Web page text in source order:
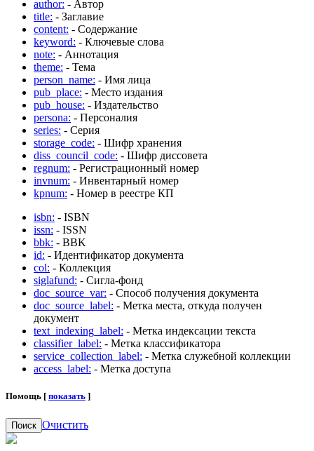
author: - Автор
title: - Заглавие
content: - Содержание
keyword: - Ключевые слова
note: - Аннотация
theme: - Тема
person_name: - Имя лица
pub_place: - Место издания
pub_house: - Издательство
persona: - Персоналия
series: - Серия
storage_code: - Шифр хранения
diss_council_code: - Шифр диссовета
regnum: - Регистрационный номер
invnum: - Инвентарный номер
kpnum: - Номер в реестре КП
isbn: - ISBN
issn: - ISSN
bbk: - BBK
id: - Идентификатор документа
col: - Коллекция
siglafund: - Сигла-фонд
doc_source_var: - Способ получения документа
doc_source_label: - Метка места, откуда получен
документ
text_indexing_label: - Метка индексации текста
classifier_label: - Метка классификатора
service_collection_label: - Метка служебной коллекции
access_label: - Метка доступа
Помощь [ показать ]
Поиск Очистить